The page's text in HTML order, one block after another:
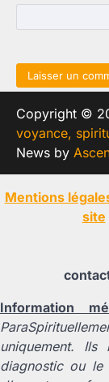
Copyright ©
voyance,
News by
Mentions
site
Information
uniquement.
diagnostic ou le